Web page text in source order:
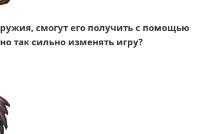
смогут его получить с помощью
так сильно изменять игру?